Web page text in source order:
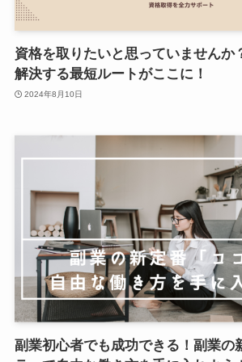
資格を取りたいと思っていませんか
解決する最短ルートがここに！
2024年8月10日
副業初心者でも成功できる！副業の